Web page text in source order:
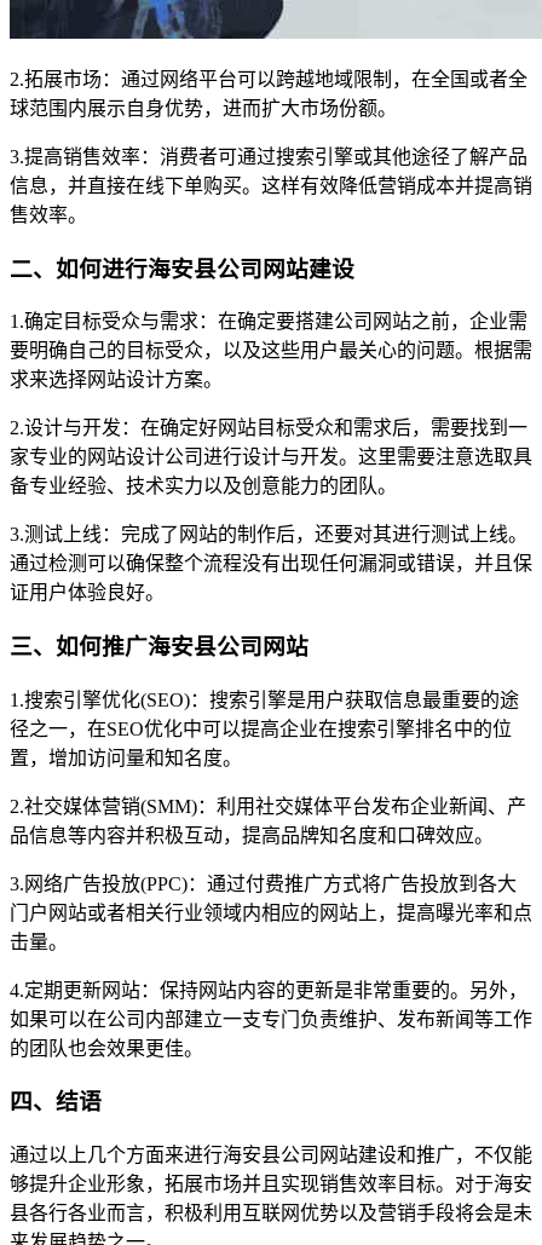
2.拓展市场：通过网络平台可以跨越地域限制，在全国或者全
球范围内展示自身优势，进而扩大市场份额。
3.提高销售效率：消费者可通过搜索引擎或其他途径了解产品
信息，并直接在线下单购买。这样有效降低营销成本并提高销
售效率。
二、如何进行海安县公司网站建设
1.确定目标受众与需求：在确定要搭建公司网站之前，企业需
要明确自己的目标受众，以及这些用户最关心的问题。根据需
求来选择网站设计方案。
2.设计与开发：在确定好网站目标受众和需求后，需要找到一
家专业的网站设计公司进行设计与开发。这里需要注意选取具
备专业经验、技术实力以及创意能力的团队。
3.测试上线：完成了网站的制作后，还要对其进行测试上线。
通过检测可以确保整个流程没有出现任何漏洞或错误，并且保
证用户体验良好。
三、如何推广海安县公司网站
1.搜索引擎优化(SEO)：搜索引擎是用户获取信息最重要的途
径之一，在SEO优化中可以提高企业在搜索引擎排名中的位
置，增加访问量和知名度。
2.社交媒体营销(SMM)：利用社交媒体平台发布企业新闻、产
品信息等内容并积极互动，提高品牌知名度和口碑效应。
3.网络广告投放(PPC)：通过付费推广方式将广告投放到各大
门户网站或者相关行业领域内相应的网站上，提高曝光率和点
击量。
4.定期更新网站：保持网站内容的更新是非常重要的。另外，
如果可以在公司内部建立一支专门负责维护、发布新闻等工作
的团队也会效果更佳。
四、结语
通过以上几个方面来进行海安县公司网站建设和推广，不仅能
够提升企业形象，拓展市场并且实现销售效率目标。对于海安
县各行各业而言，积极利用互联网优势以及营销手段将会是未